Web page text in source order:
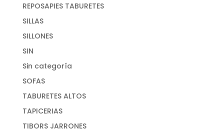
REPOSAPIES TABURETES
SILLAS
SILLONES
SIN
Sin categoría
SOFAS
TABURETES ALTOS
TAPICERIAS
TIBORS JARRONES